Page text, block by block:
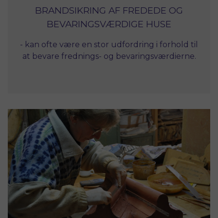
BRANDSIKRING AF FREDEDE OG
BEVARINGSVÆRDIGE HUSE
- kan ofte være en stor udfordring i forhold til
at bevare frednings- og bevaringsværdierne.